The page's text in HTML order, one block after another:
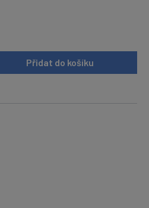
Přidat do košíku